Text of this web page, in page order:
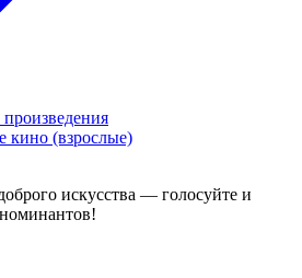
кино (взрослые)
искусства — голосуйте и